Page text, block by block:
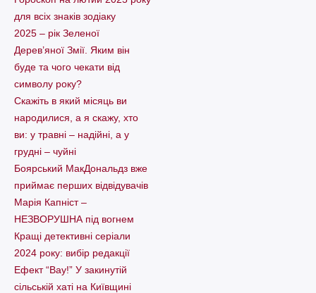
для всіх знаків зодіаку
2025 – рік Зеленої
Дерев’яної Змії. Яким він
буде та чого чекати від
символу року?
Скажіть в який місяць ви
народилися, а я скажу, хто
ви: у травні – надійні, а у
грудні – чуйні
Боярський МакДональдз вже
приймає перших відвідувачів
Марія Капніст –
НЕЗВОРУШНА під вогнем
Кращі детективні серіали
2024 року: вибір редакції
Ефект “Вау!” У закинутій
сільській хаті на Київщині